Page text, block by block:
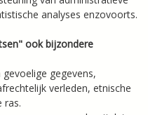
analyses enzovoorts.
ook bijzondere
gegevens,
verleden, etnische
ras.